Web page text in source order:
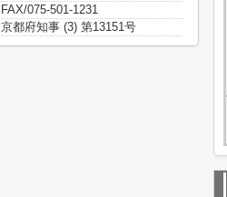
FAX/075-501-1231
京都府知事 (3) 第13151号